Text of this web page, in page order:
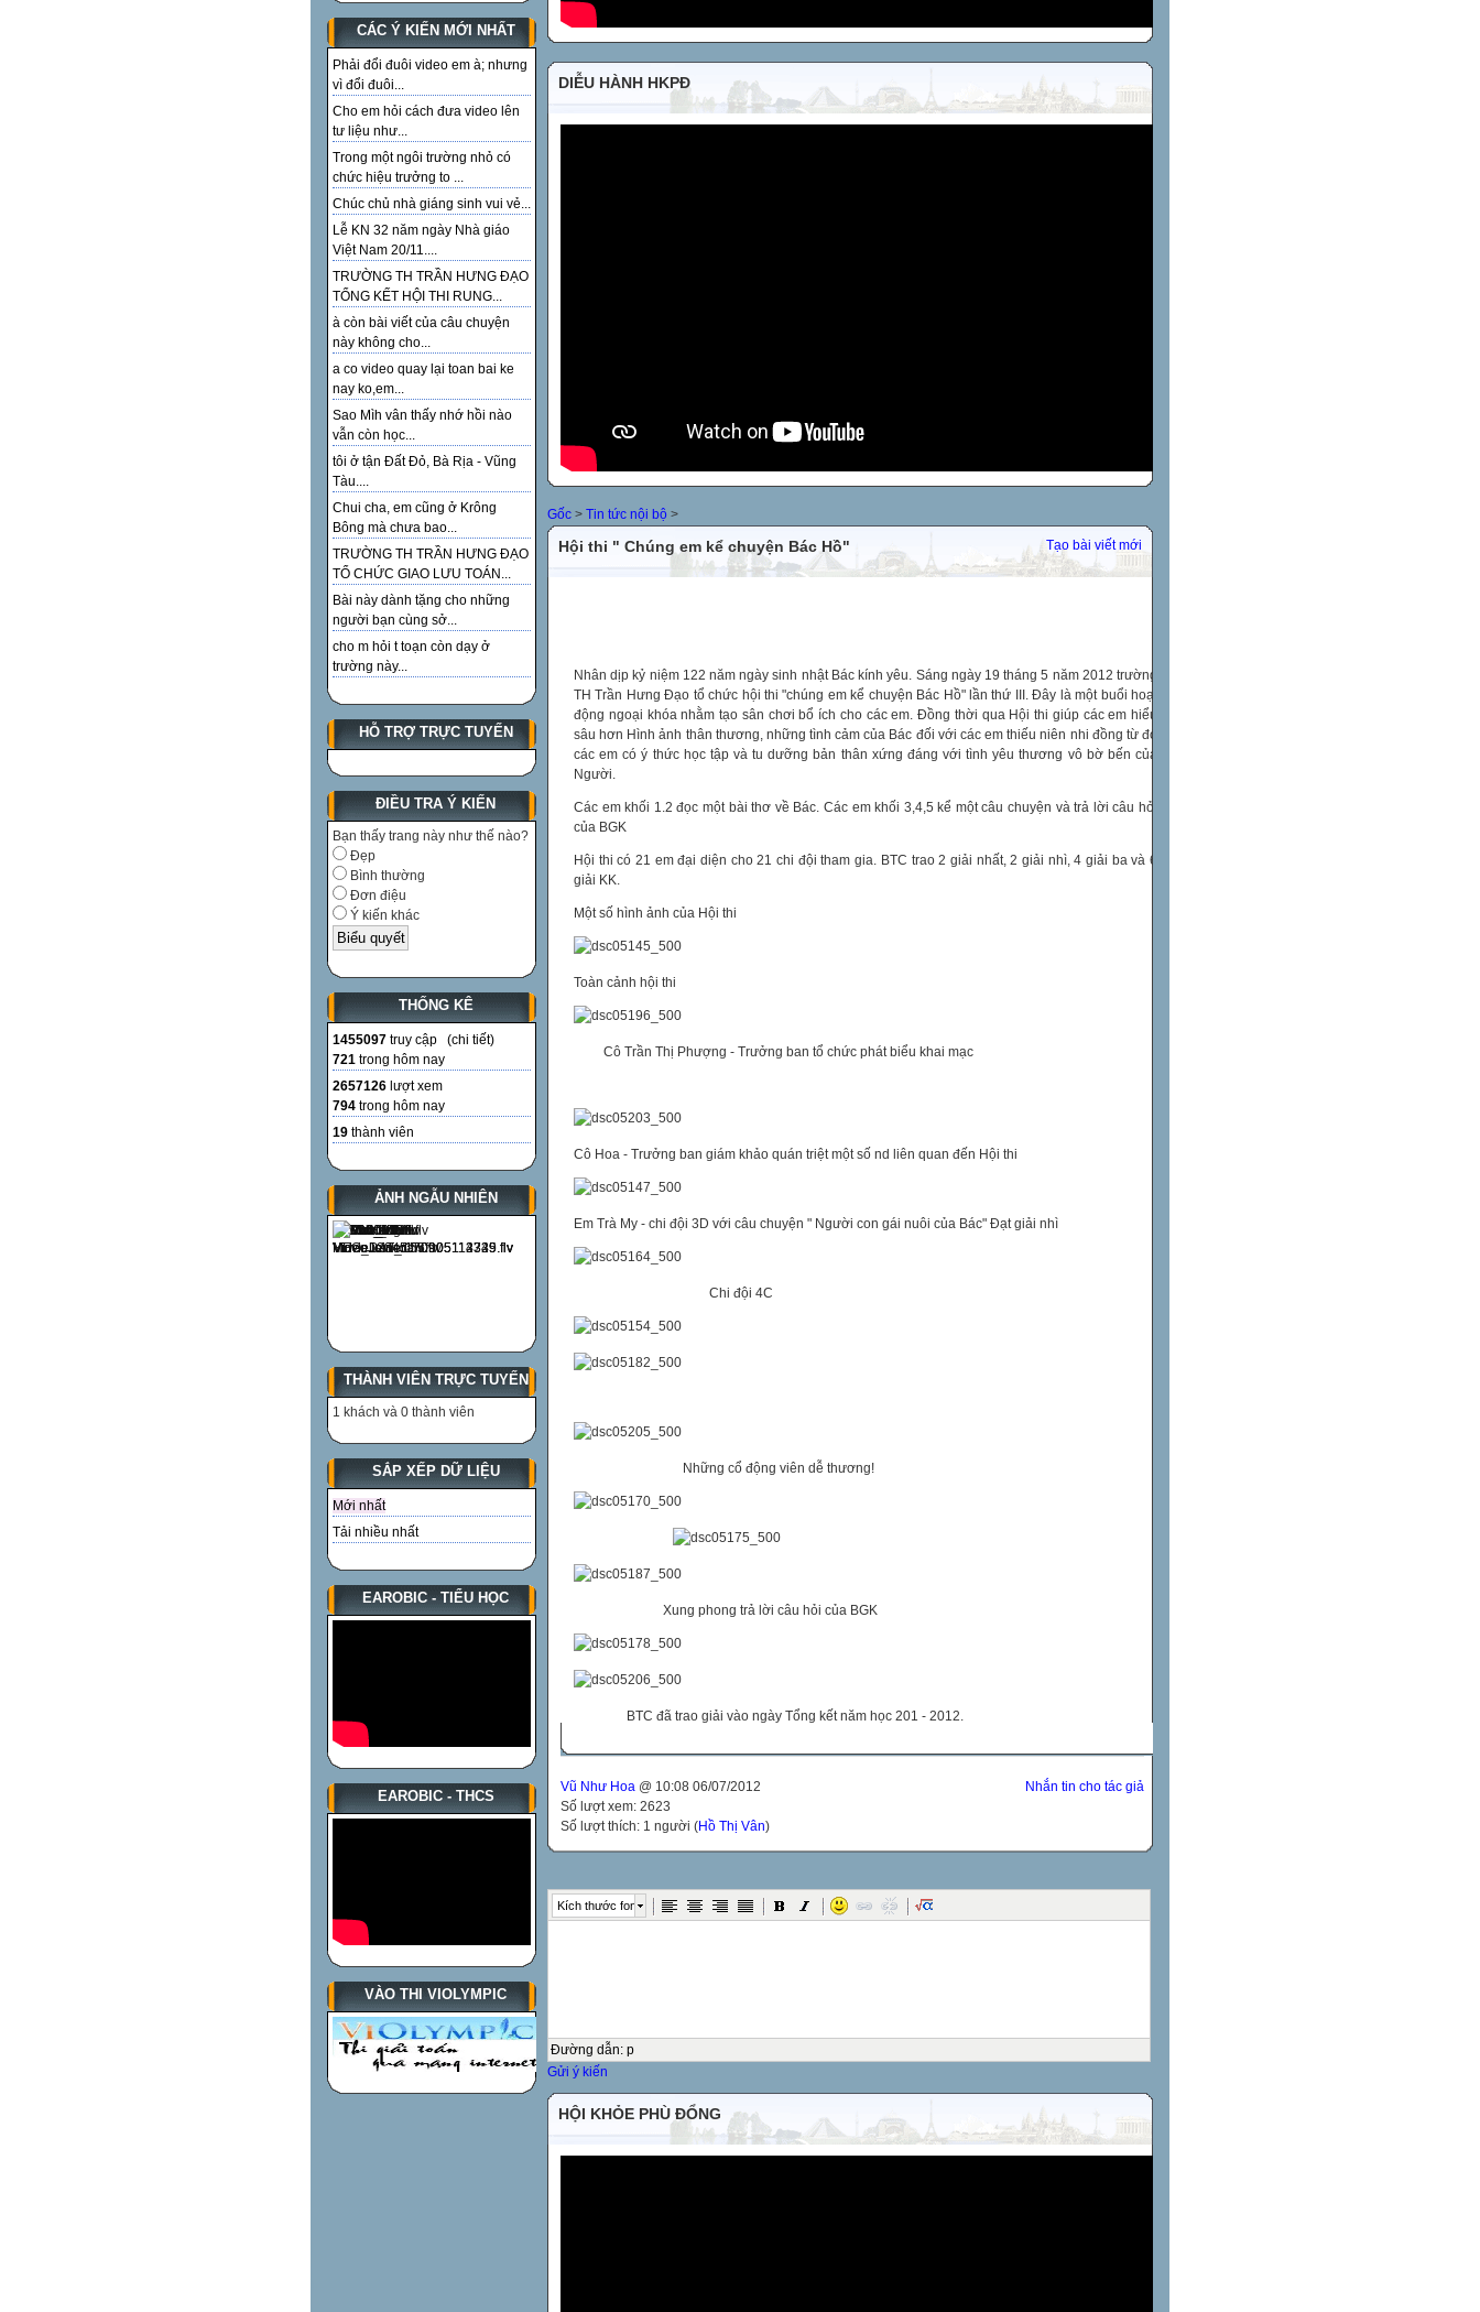
CÁC Ý KIẾN MỚI NHẤT
Phải đổi đuôi video em à; nhưng
vì đổi đuôi...
Cho em hỏi cách đưa video lên
tư liệu như...
Trong một ngôi trường nhỏ có
chức hiệu trưởng to ...
Chúc chủ nhà giáng sinh vui vẻ...
Lễ KN 32 năm ngày Nhà giáo
Việt Nam 20/11....
TRƯỜNG TH TRẦN HƯNG ĐẠO
TỔNG KẾT HỘI THI RUNG...
à còn bài viết của câu chuyện
này không cho...
a co video quay lại toan bai ke
nay ko,em...
Sao Mìh vân thấy nhớ hồi nào
vẫn còn học...
tôi ở tận Đất Đỏ, Bà Rịa - Vũng
Tàu....
Chui cha, em cũng ở Krông
Bông mà chưa bao...
TRƯỜNG TH TRẦN HƯNG ĐẠO
TỔ CHỨC GIAO LƯU TOÁN...
Bài này dành tặng cho những
người bạn cùng sở...
cho m hỏi t toạn còn dạy ở
trường này...
HỖ TRỢ TRỰC TUYẾN
ĐIỀU TRA Ý KIẾN
Bạn thấy trang này như thế nào?
Đẹp
Bình thường
Đơn điệu
Ý kiến khác
THỐNG KÊ
1455097 truy cập (chi tiết)
721 trong hôm nay
2657126 lượt xem
794 trong hôm nay
19 thành viên
ẢNH NGẪU NHIÊN
THÀNH VIÊN TRỰC TUYẾN
1 khách và 0 thành viên
SẮP XẾP DỮ LIỆU
Mới nhất
Tải nhiều nhất
EAROBIC - TIỂU HỌC
EAROBIC - THCS
VÀO THI VIOLYMPIC
DIỄU HÀNH HKPĐ
Gốc > Tin tức nội bộ >
Tạo bài viết mới
Hội thi " Chúng em kể chuyện Bác Hồ"
Nhân dịp kỷ niệm 122 năm ngày sinh nhật Bác kính yêu. Sáng ngày 19 tháng 5 năm 2012 trường
TH Trần Hưng Đạo tổ chức hội thi "chúng em kể chuyện Bác Hồ" lần thứ III. Đây là một buổi hoạt
động ngoại khóa nhằm tạo sân chơi bổ ích cho các em. Đồng thời qua Hội thi giúp các em hiểu
sâu hơn Hình ảnh thân thương, những tình cảm của Bác đối với các em thiếu niên nhi đồng từ đó
các em có ý thức học tập và tu dưỡng bản thân xứng đáng với tình yêu thương vô bờ bến của
Người.
Các em khối 1.2 đọc một bài thơ về Bác. Các em khối 3,4,5 kể một câu chuyện và trả lời câu hỏi
của BGK
Hội thi có 21 em đại diện cho 21 chi đội tham gia. BTC trao 2 giải nhất, 2 giải nhì, 4 giải ba và 6
giải KK.
Một số hình ảnh của Hội thi
Toàn cảnh hội thi
Cô Trần Thị Phượng - Trưởng ban tổ chức phát biểu khai mạc
Cô Hoa - Trưởng ban giám khảo quán triệt một số nd liên quan đến Hội thi
Em Trà My - chi đội 3D với câu chuyện " Người con gái nuôi của Bác" Đạt giải nhì
Chi đội 4C
Những cổ động viên dễ thương!
Xung phong trả lời câu hỏi của BGK
BTC đã trao giải vào ngày Tổng kết năm học 201 - 2012.
Nhắn tin cho tác giả
Vũ Như Hoa @ 10:08 06/07/2012
Số lượt xem: 2623
Số lượt thích: 1 người (Hồ Thị Vân)
Kích thước font
Đường dẫn: p
Gửi ý kiến
HỘI KHỎE PHÙ ĐỔNG